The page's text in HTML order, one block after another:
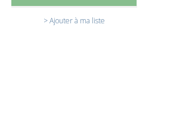
> Ajouter à ma liste